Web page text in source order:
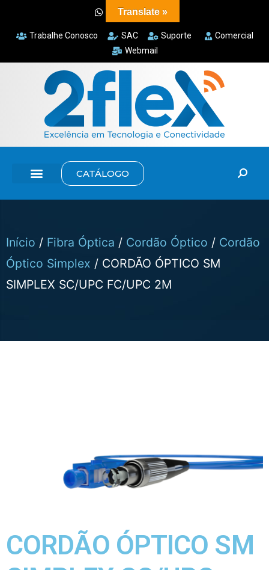
Trabalhe Conosco SAC Suporte
Comercial
Webmail
CATÁLOGO
Início / Fibra Óptica / Cordão Óptico / Cordão
Óptico Simplex / CORDÃO ÓPTICO SM
SIMPLEX SC/UPC FC/UPC 2M
CORDÃO ÓPTICO SM
Translate »